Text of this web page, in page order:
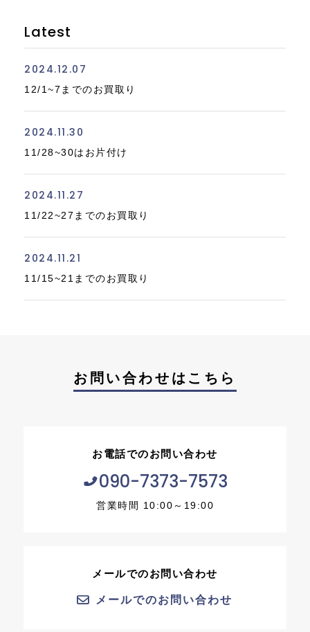
Latest
2024.12.07
12/1~7までのお買取り
2024.11.30
11/28~30はお片付け
2024.11.27
11/22~27までのお買取り
2024.11.21
11/15~21までのお買取り
お問い合わせはこちら
お電話でのお問い合わせ
090-7373-7573
営業時間 10:00～19:00
メールでのお問い合わせ
メールでのお問い合わせ